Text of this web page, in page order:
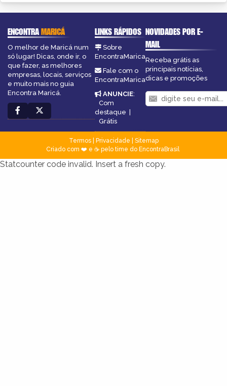
ENCONTRAMARICÁ
O melhor de Maricá num
só lugar! Dicas, onde ir, o
que fazer, as melhores
empresas, locais, serviços
e muito mais no guia
Encontra Maricá.
LINKS RÁPIDOS
Sobre
EncontraMarica
Fale com o
EncontraMarica
ANUNCIE:
Com
destaque |
Grátis
NOVIDADES POR E-
MAIL
Receba grátis as
principais notícias,
dicas e promoções
Termos| Privacidade
Sitemap
Criado com ❤️ e ☕ pelo time do EncontraBrasil
Statcounter code invalid. Insert a fresh copy.